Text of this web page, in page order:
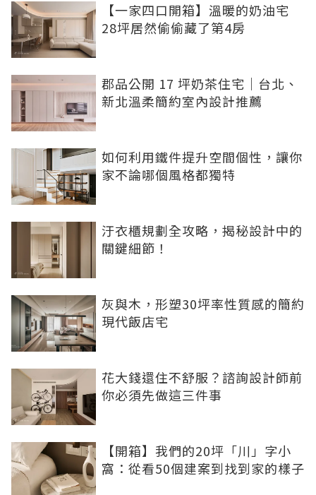
【一家四口開箱】溫暖的奶油宅
28坪居然偷偷藏了第4房
郡品公開 17 坪奶茶住宅｜台北、
新北溫柔簡約室內設計推薦
如何利用鐵件提升空間個性，讓你
家不論哪個風格都獨特
汙衣櫃規劃全攻略，揭秘設計中的
關鍵細節！
灰與木，形塑30坪率性質感的簡約
現代飯店宅
花大錢還住不舒服？諮詢設計師前
你必須先做這三件事
【開箱】我們的20坪「川」字小
窩：從看50個建案到找到家的樣子